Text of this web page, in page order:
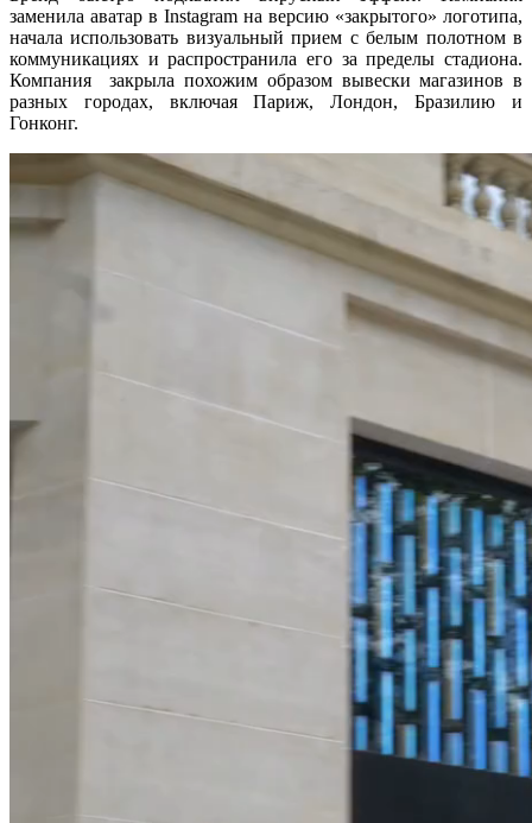
заменила аватар в Instagram на версию «закрытого» логотипа,
начала использовать визуальный прием с белым полотном в
коммуникациях и распространила его за пределы стадиона.
Компания закрыла похожим образом вывески магазинов в
разных городах, включая Париж, Лондон, Бразилию и
Гонконг.